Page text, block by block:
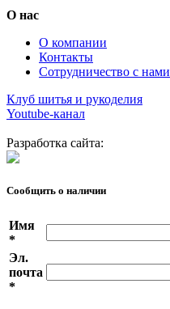
О нас
О компании
Контакты
Сотрудничество с нами
Клуб шитья и рукоделия
Youtube-канал
Разработка сайта:
Сообщить о наличии
Имя
*
Эл.
почта
*